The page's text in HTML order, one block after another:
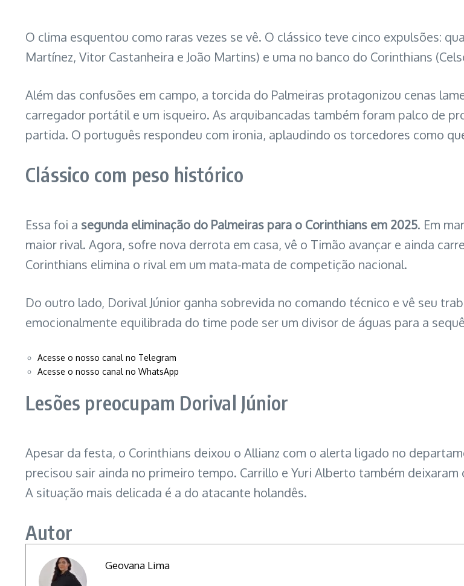
O clima esquentou como raras vezes se vê. O clássico teve cinco expulsões:
Martínez, Vitor Castanheira e João Martins) e uma no banco do Corinthians
Além das confusões em campo, a torcida do Palmeiras protagonizou cenas
carregador portátil e um isqueiro. As arquibancadas também foram palco de
partida. O português respondeu com ironia, aplaudindo os torcedores como
Clássico com peso histórico
Essa foi a segunda eliminação do Palmeiras para o Corinthians em 2025. Em
maior rival. Agora, sofre nova derrota em casa, vê o Timão avançar e ainda
Corinthians elimina o rival em um mata-mata de competição nacional.
Do outro lado, Dorival Júnior ganha sobrevida no comando técnico e vê seu
emocionalmente equilibrada do time pode ser um divisor de águas para a
Acesse o nosso canal no Telegram
Acesse o nosso canal no WhatsApp
Lesões preocupam Dorival Júnior
Apesar da festa, o Corinthians deixou o Allianz com o alerta ligado no
precisou sair ainda no primeiro tempo. Carrillo e Yuri Alberto também
A situação mais delicada é a do atacante holandês.
Autor
Geovana Lima